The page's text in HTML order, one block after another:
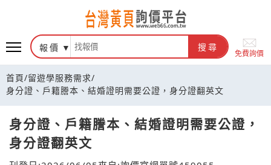
報價 搜尋
免費詢價
首頁/留遊學服務需求/
身分證、戶籍謄本、結婚證明需要公證，身分證翻英文
身分證、戶籍謄本、結婚證明需要公證，
身分證翻英文